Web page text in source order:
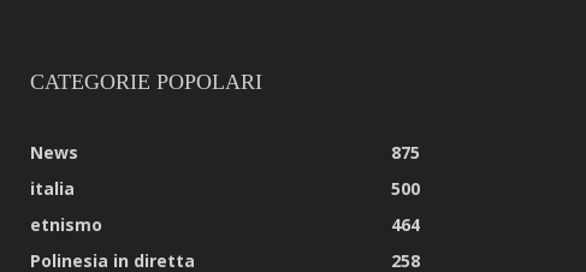
CATEGORIE POPOLARI
News
875
italia
500
etnismo
464
Polinesia in diretta
258